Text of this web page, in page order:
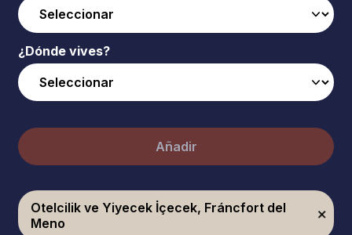
¿Dónde vives?
Añadir
Otelcilik ve Yiyecek İçecek, Fráncfort del
Meno